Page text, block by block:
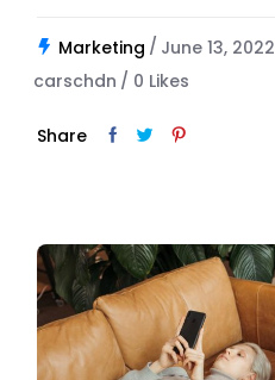
Marketing June 13, 2022
carschdn
0 Likes
Share